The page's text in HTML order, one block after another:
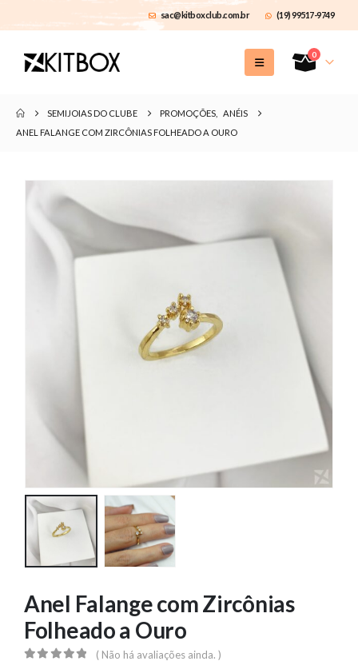
sac@kitboxclub.com.br (19) 99517-9749
0
SEMIJOIAS DO CLUBE PROMOÇÕES
ANÉIS
ANEL FALANGE COM ZIRCÔNIAS FOLHEADO A OURO
Anel Falange com Zircônias
Folheado a Ouro
( Não há avaliações ainda. )